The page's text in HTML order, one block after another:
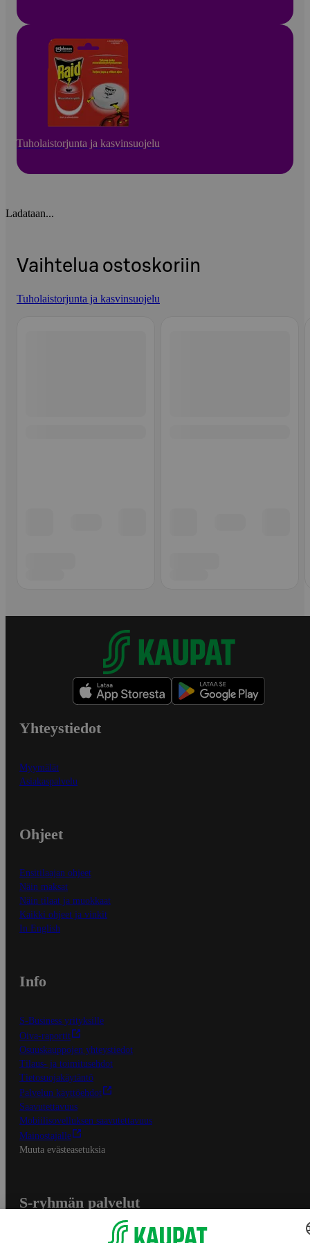
Tuholaistorjunta ja kasvinsuojelu
Ladataan...
Vaihtelua ostoskoriin
Tuholaistorjunta ja kasvinsuojelu
Yhteystiedot
Myymälät
Asiakaspalvelu
Ohjeet
Ensitilaajan ohjeet
Näin maksat
Näin tilaat ja muokkaat
Kaikki ohjeet ja vinkit
In English
Info
S-Business yrityksille
Oiva-raportit
Osuuskauppojen yhteystiedot
Tilaus- ja toimitusehdot
Tietosuojakäytäntö
Palvelun käyttöehdot
Saavutettavuus
Mobiilisovelluksen saavutettavuus
Mainostajalle
Muuta evästeasetuksia
S-ryhmän palvelut